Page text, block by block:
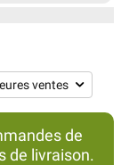
de
de livraison.